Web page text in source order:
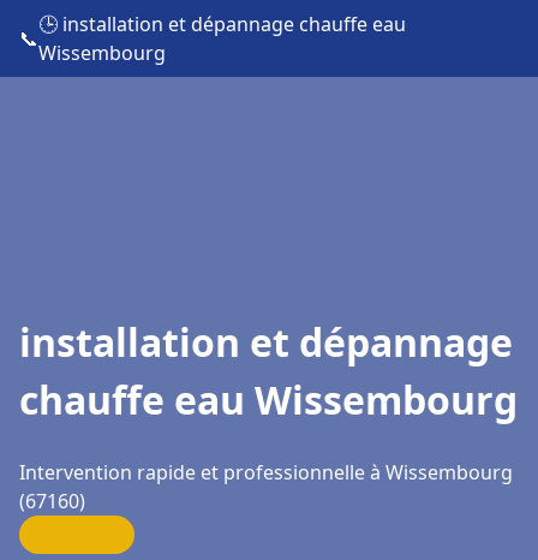
📞
🕒 installation et dépannage chauffe eau
Wissembourg
installation et dépannage
chauffe eau Wissembourg
Intervention rapide et professionnelle à Wissembourg
(67160)